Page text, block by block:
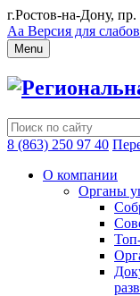
г.Ростов-на-Дону,
Аа Версия для
Menu
8 (863) 250 97 40
О компании
Органы